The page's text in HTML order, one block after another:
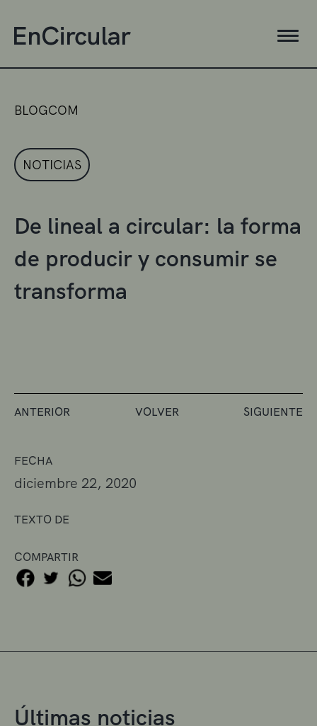
FECHA
diciembre 22, 2020
TEXTO DE
COMPARTIR
BLOGCOM
NOTICIAS
De lineal a circular: la forma
de producir y consumir se
transforma
ANTERIOR VOLVER SIGUIENTE
Últimas noticias